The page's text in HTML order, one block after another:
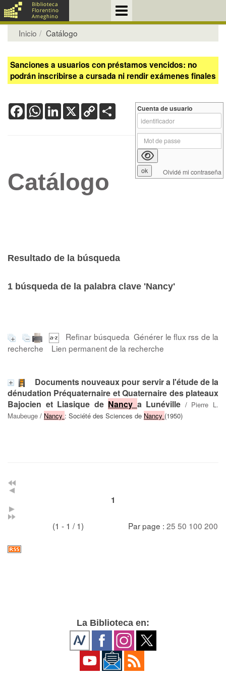
Inicio Catálogo
Sanciones a usuarios con préstamos vencidos: no
podrán inscribirse a cursada ni rendir exámenes finales
FacebookWhatsApp
LinkedIn
X Copy
Link
Catálogo
Resultado de la búsqueda
1 búsqueda de la palabra clave 'Nancy'
Refinar búsqueda Générer le flux rss de la
recherche
Lien permanent de la recherche
Documents nouveaux pour servir a l'étude de la
dénudation Préquaternaire et Quaternaire des plateaux
Bajocien et Liasique de Nancy a Lunéville / Pierre L.
Maubeuge / Nancy : Société des Sciences de Nancy (1950)
1
(1 - 1 / 1) Par page : 25 50 100 200
Cuenta de usuario
Olvidé mi contraseña
La Biblioteca en: